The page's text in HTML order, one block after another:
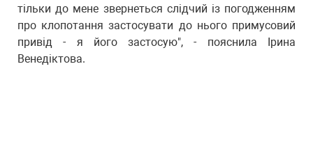
тільки до мене звернеться слідчий із погодженням
про клопотання застосувати до нього примусовий
привід - я його застосую", - пояснила Ірина
Венедіктова.